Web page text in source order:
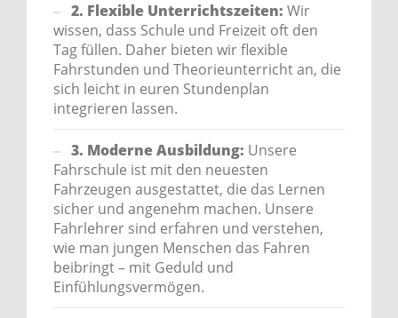
2. Flexible Unterrichtszeiten: Wir
wissen, dass Schule und Freizeit oft den
Tag füllen. Daher bieten wir flexible
Fahrstunden und Theorieunterricht an, die
sich leicht in euren Stundenplan
integrieren lassen.
3. Moderne Ausbildung: Unsere
Fahrschule ist mit den neuesten
Fahrzeugen ausgestattet, die das Lernen
sicher und angenehm machen. Unsere
Fahrlehrer sind erfahren und verstehen,
wie man jungen Menschen das Fahren
beibringt – mit Geduld und
Einfühlungsvermögen.